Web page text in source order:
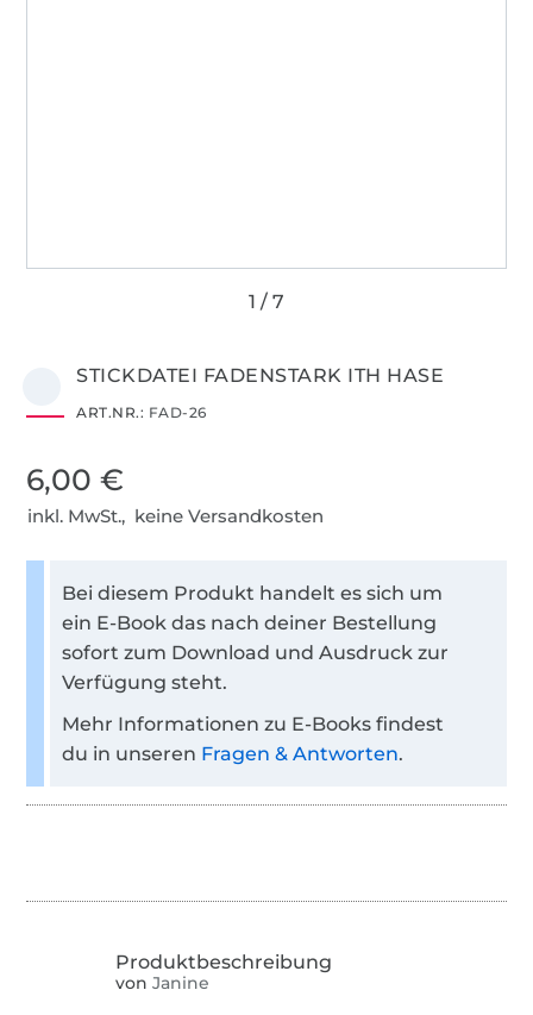
STICKDATEI FADENSTARK ITH HASE
ART.NR.: FAD-26
6,00 €
inkl. MwSt., keine Versandkosten
Bei diesem Produkt handelt es sich um
ein E-Book das nach deiner Bestellung
sofort zum Download und Ausdruck zur
Verfügung steht.
Mehr Informationen zu E-Books findest
du in unseren Fragen & Antworten.
von Janine